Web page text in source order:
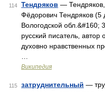
114 Тендряков —
Фёдорович Тендряков (5
Вологодской обл.&#160;
русский писатель, автор
духовно нравственных
Википедия
115 затруднительный —